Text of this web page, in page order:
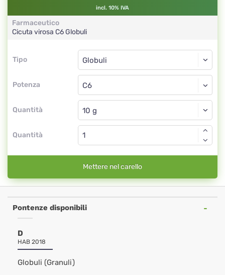
incl. 10% IVA
Farmaceutico
Cicuta virosa C6Globuli
Tipo
Tipo
Potenza
Globuli
C6
Quantità
Globuli
Quantità
Mettere nel carello
Pontenze disponibili
D
HAB 2018
Globuli (Granuli)